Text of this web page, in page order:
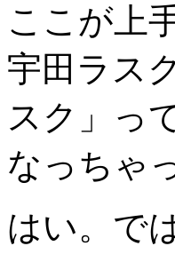
ここが上
宇田ラス
スク」っ
なっちゃ
はい。で